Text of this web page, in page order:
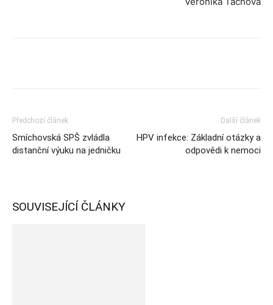
Předchozí článek
Smíchovská SPŠ zvládla
distanční výuku na jedničku
Další článek
HPV infekce: Základní otázky a
odpovědi k nemoci
SOUVISEJÍCÍ ČLÁNKY